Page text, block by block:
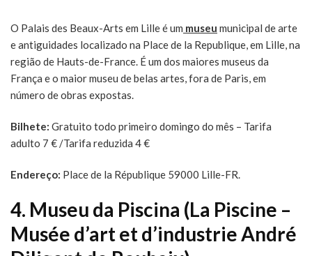
O Palais des Beaux-Arts em Lille é um museu municipal de arte
e antiguidades localizado na Place de la Republique, em Lille, na
região de Hauts-de-France. É um dos maiores museus da
França e o maior museu de belas artes, fora de Paris, em
número de obras expostas.
Bilhete: Gratuito todo primeiro domingo do mês – Tarifa
adulto 7 € /Tarifa reduzida 4 €
Endereço: Place de la République 59000 Lille-FR.
4. Museu da Piscina (La Piscine –
Musée d’art et d’industrie André